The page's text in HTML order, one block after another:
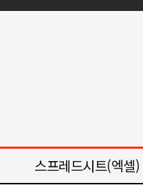
스프레드시트(엑셀)